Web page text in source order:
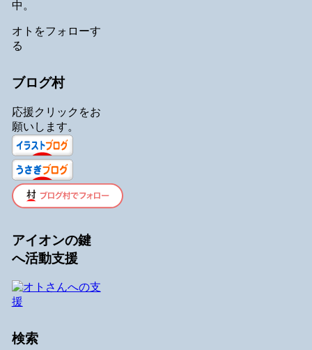
中。
オトをフォローす
る
ブログ村
応援クリックをお
願いします。
アイオンの鍵
へ活動支援
検索